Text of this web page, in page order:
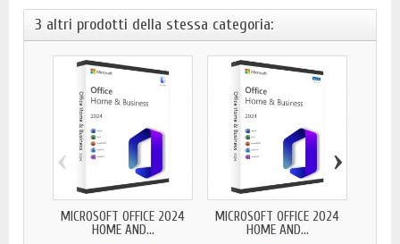
3 altri prodotti della stessa categoria:
MICROSOFT OFFICE 2024
HOME AND...
MICROSOFT OFFICE 2024
HOME AND...
‹ ›